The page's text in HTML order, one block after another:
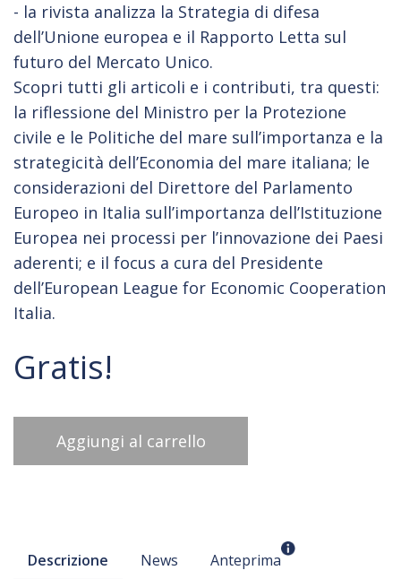
- la rivista analizza la Strategia di difesa
dell’Unione europea e il Rapporto Letta sul
futuro del Mercato Unico.
Scopri tutti gli articoli e i contributi, tra questi:
la riflessione del Ministro per la Protezione
civile e le Politiche del mare sull’importanza e la
strategicità dell’Economia del mare italiana; le
considerazioni del Direttore del Parlamento
Europeo in Italia sull’importanza dell’Istituzione
Europea nei processi per l’innovazione dei Paesi
aderenti; e il focus a cura del Presidente
dell’European League for Economic Cooperation
Italia.
Gratis!
Aggiungi al carrello
Descrizione News Anteprima